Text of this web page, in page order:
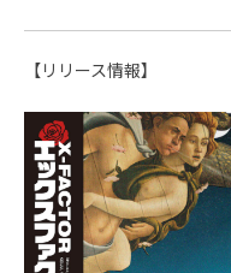
【リリース情報】